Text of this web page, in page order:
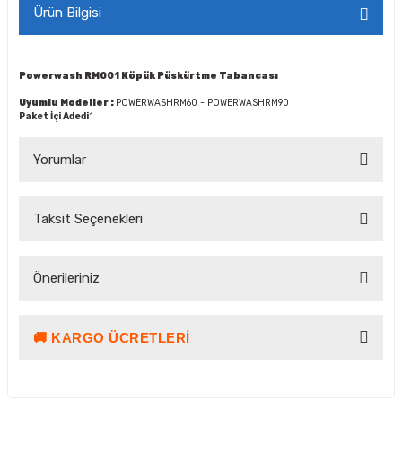
Ürün Bilgisi
Powerwash RM001 Köpük Püskürtme Tabancası
Uyumlu Modeller : POWERWASHRM60 - POWERWASHRM90
Paket İçi Adedi1
Yorumlar
Taksit Seçenekleri
Önerileriniz
Bu ürünün fiyat bilgisi, resim, ürün açıklamalarında ve diğer
🚚 KARGO ÜCRETLERI